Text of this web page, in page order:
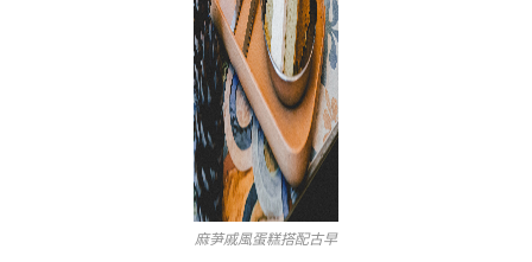
麻芛戚風蛋糕搭配古早